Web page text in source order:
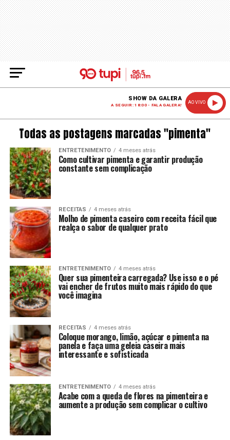
SHOW DA GALERA
A SEGUIR: 18:00 - FALA GALERA!
AO VIVO
Todas as postagens marcadas "pimenta"
ENTRETENIMENTO 4 meses atrás
Como cultivar pimenta e garantir produção
constante sem complicação
RECEITAS 4 meses atrás
Molho de pimenta caseiro com receita fácil que
realça o sabor de qualquer prato
ENTRETENIMENTO 4 meses atrás
Quer sua pimenteira carregada? Use isso e o pé
vai encher de frutos muito mais rápido do que
você imagina
RECEITAS 4 meses atrás
Coloque morango, limão, açúcar e pimenta na
panela e faça uma geleia caseira mais
interessante e sofisticada
ENTRETENIMENTO 4 meses atrás
Acabe com a queda de flores na pimenteira e
aumente a produção sem complicar o cultivo